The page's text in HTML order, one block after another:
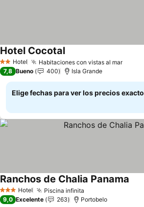
2 Estrellas
Hotel Habitaciones con vistas al marVer
Hotel CocotalVer precios
7,8 Bueno 400 Isla Grande
Elige fechas para ver los precios
3 Estrellas
Hotel Piscina infinita
Ranchos de Chalia Panama
9,0 Excelente 263 Portobelo